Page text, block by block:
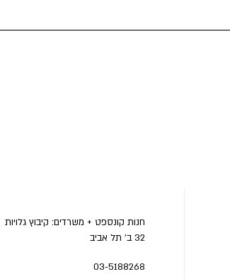
חנות קונספט + משרדים: קיבוץ גלויות
32 ב' תל אביב
03-5188268